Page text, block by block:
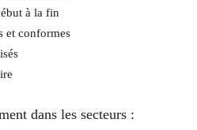
à la fin
et conformes
dans les secteurs :